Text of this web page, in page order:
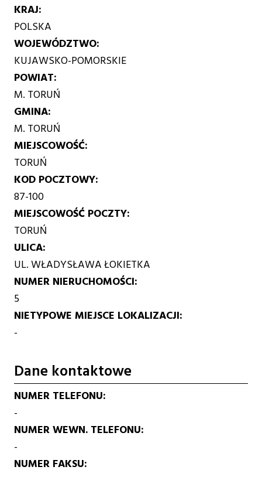
KRAJ
POLSKA
WOJEWÓDZTWO
KUJAWSKO-POMORSKIE
POWIAT
M. TORUŃ
GMINA
M. TORUŃ
MIEJSCOWOŚĆ
TORUŃ
KOD POCZTOWY
87-100
MIEJSCOWOŚĆ POCZTY
TORUŃ
ULICA
UL. WŁADYSŁAWA ŁOKIETKA
NUMER NIERUCHOMOŚCI
5
NIETYPOWE MIEJSCE LOKALIZACJI
-
Dane kontaktowe
NUMER TELEFONU
-
NUMER WEWN. TELEFONU
-
NUMER FAKSU